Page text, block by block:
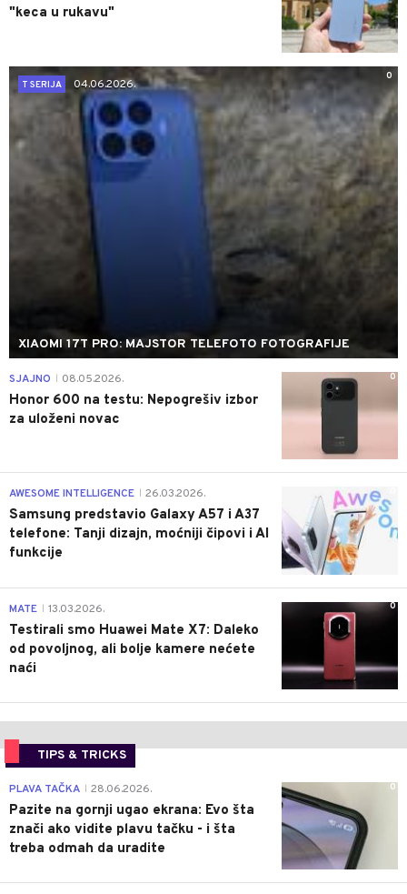
"keca u rukavu"
0
T SERIJA
04.06.2026.
XIAOMI 17T PRO: MAJSTOR TELEFOTO FOTOGRAFIJE
0
SJAJNO 08.05.2026.
Honor 600 na testu: Nepogrešiv izbor
za uloženi novac
AWESOME INTELLIGENCE 26.03.2026.
Samsung predstavio Galaxy A57 i A37
telefone: Tanji dizajn, moćniji čipovi i AI
funkcije
0
MATE 13.03.2026.
Testirali smo Huawei Mate X7: Daleko
od povoljnog, ali bolje kamere nećete
naći
TIPS & TRICKS
0
PLAVA TAČKA 28.06.2026.
Pazite na gornji ugao ekrana: Evo šta
znači ako vidite plavu tačku - i šta
treba odmah da uradite